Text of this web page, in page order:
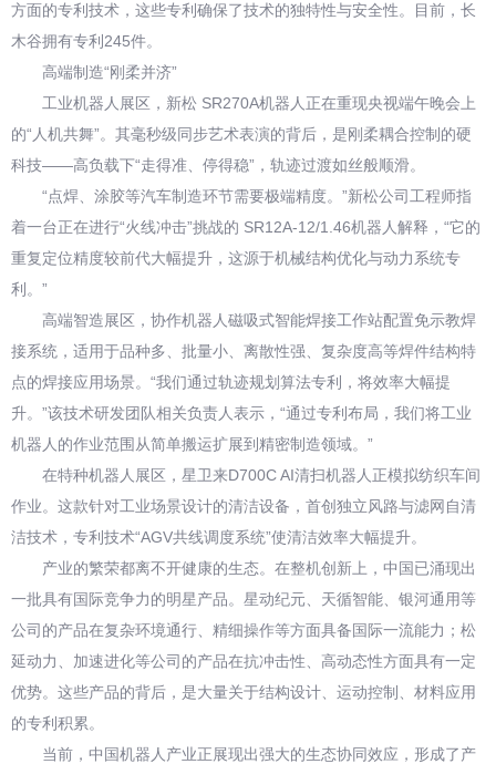
方面的专利技术，这些专利确保了技术的独特性与安全性。目前，长
木谷拥有专利245件。
高端制造“刚柔并济”
工业机器人展区，新松 SR270A机器人正在重现央视端午晚会上
的“人机共舞”。其毫秒级同步艺术表演的背后，是刚柔耦合控制的硬
科技——高负载下“走得准、停得稳”，轨迹过渡如丝般顺滑。
“点焊、涂胶等汽车制造环节需要极端精度。”新松公司工程师指
着一台正在进行“火线冲击”挑战的 SR12A-12/1.46机器人解释，“它的
重复定位精度较前代大幅提升，这源于机械结构优化与动力系统专
利。”
高端智造展区，协作机器人磁吸式智能焊接工作站配置免示教焊
接系统，适用于品种多、批量小、离散性强、复杂度高等焊件结构特
点的焊接应用场景。“我们通过轨迹规划算法专利，将效率大幅提
升。”该技术研发团队相关负责人表示，“通过专利布局，我们将工业
机器人的作业范围从简单搬运扩展到精密制造领域。”
在特种机器人展区，星卫来D700C AI清扫机器人正模拟纺织车间
作业。这款针对工业场景设计的清洁设备，首创独立风路与滤网自清
洁技术，专利技术“AGV共线调度系统”使清洁效率大幅提升。
产业的繁荣都离不开健康的生态。在整机创新上，中国已涌现出
一批具有国际竞争力的明星产品。星动纪元、天循智能、银河通用等
公司的产品在复杂环境通行、精细操作等方面具备国际一流能力；松
延动力、加速进化等公司的产品在抗冲击性、高动态性方面具有一定
优势。这些产品的背后，是大量关于结构设计、运动控制、材料应用
的专利积累。
当前，中国机器人产业正展现出强大的生态协同效应，形成了产